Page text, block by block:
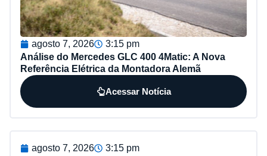
agosto 7, 2026
3:15 pm
Análise do Mercedes GLC 400 4Matic: A Nova
Referência Elétrica da Montadora Alemã
Acessar Notícia
agosto 7, 2026
3:15 pm